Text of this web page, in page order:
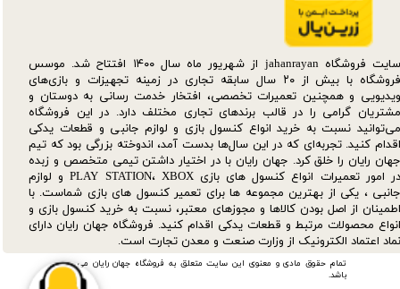
تمام حقوق مادی و معنوی این سایت متعلق به فروشگاه جهان رایان می
باشد.
سایت فروشگاه jahanrayan از شهریور ماه سال ۱۴۰۰ افتتاح شد. موسس
فروشگاه با بیش از ۲۰ سال سابقه تجاری در زمینه تجهیزات و بازی‌های
ویدیویی و همچنین تعمیرات تخصصی، افتخار خدمت رسانی به دوستان و
مشتریان گرامی را در قالب برندهای تجاری مختلف دارد. در این فروشگاه
می‌توانید نسبت به خرید انواع کنسول بازی و لوازم جانبی و قطعات یدکی‌
اقدام کنید. تجربه‌ای که در این سال‌ها بدست آمد، اندوخته بزرگی بود که تیم
جهان رایان را خلق کرد. جهان رایان با در اختیار داشتن تیمی متخصص و زبده
در امور تعمیرات انواع کنسول های بازی PLAY STATION، XBOX و لوازم
جانبی ، یکی از بهترین مجموعه ها برای تعمیر کنسول های بازی شماست. با
اطمینان از اصل بودن کالاها و مجوزهای معتبر، نسبت به خرید کنسول بازی و
انواع محصولات مرتبط و قطعات یدکی اقدام کنید. فروشگاه جهان رایان دارای
نماد اعتماد الکترونیک از وزارت صنعت و معدن تجارت است.